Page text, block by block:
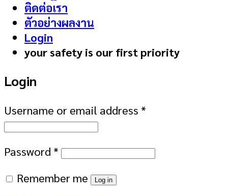
ติดต่อเรา
ตัวอย่างผลงาน
Login
your safety is our first priority
Login
Username or email address *
Password *
Remember me
Log in